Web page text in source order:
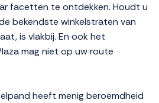
facetten te ontdekken. Houdt u
bekendste winkelstraten van
is vlakbij. En ook het
mag niet op uw route
heeft menig beroemdheid